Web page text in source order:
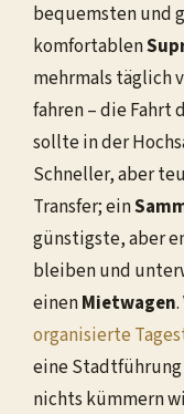
bequemsten und
komfortablen
mehrmals täglich
fahren – die Fahrt
sollte in der
Schneller, aber
Transfer; ein
günstigste, aber
bleiben und
einenMietwagen
organisierte
eine
nichts kümmern